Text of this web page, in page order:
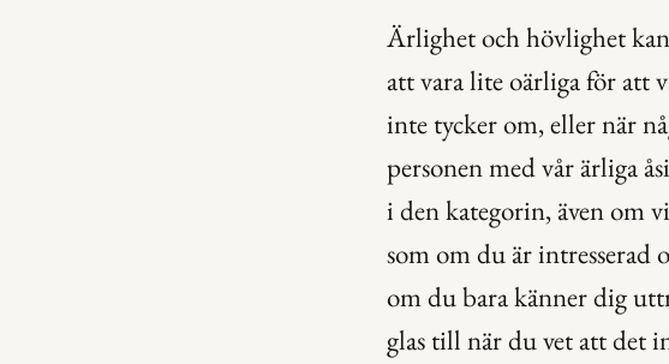
Ärlighet och hövlighet
att vara lite oärliga för att
inte tycker om, eller när
personen med vår ärliga
i den kategorin, även om
som om du är
om du bara känner dig
glas till när du vet att det